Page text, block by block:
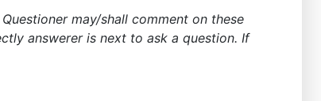
may/shall comment on these
answerer is next to ask a question. If